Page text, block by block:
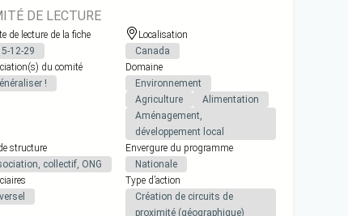
DE LECTURE
de lecture de la fiche
12-29
Localisation
Canada
du comité
!
Domaine
Environnement
Agriculture
Alimentation
Aménagement,
développement local
structure
collectif, ONG
Envergure du programme
Nationale
Type d’action
Création de circuits de
proximité (géographique)